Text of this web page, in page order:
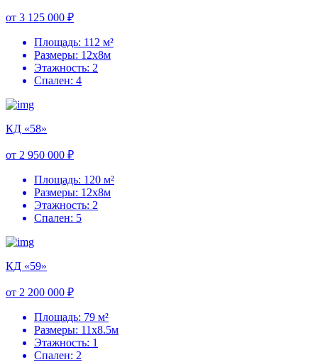
от 3 125 000 ₽
Площадь: 112 м²
Размеры: 12х8м
Этажность: 2
Спален: 4
КД «58»
от 2 950 000 ₽
Площадь: 120 м²
Размеры: 12х8м
Этажность: 2
Спален: 5
КД «59»
от 2 200 000 ₽
Площадь: 79 м²
Размеры: 11х8.5м
Этажность: 1
Спален: 2